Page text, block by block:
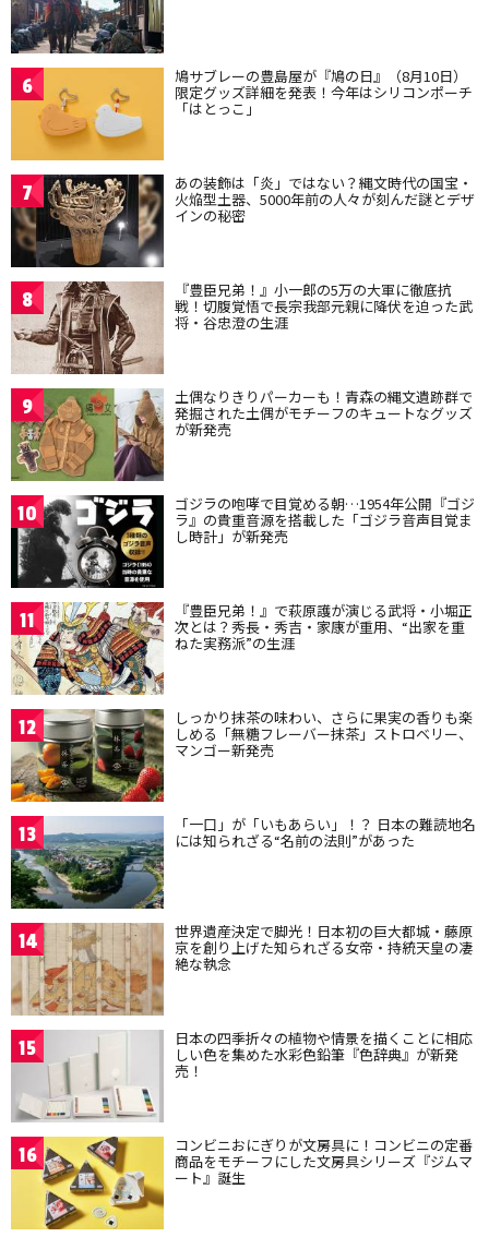
6 鳩サブレーの豊島屋が『鳩の日』（8月10日）
限定グッズ詳細を発表！今年はシリコンポーチ
「はとっこ」
7 あの装飾は「炎」ではない？縄文時代の国宝・
火焔型土器、5000年前の人々が刻んだ謎とデザ
インの秘密
8 『豊臣兄弟！』小一郎の5万の大軍に徹底抗
戦！切腹覚悟で長宗我部元親に降伏を迫った武
将・谷忠澄の生涯
9 土偶なりきりパーカーも！青森の縄文遺跡群で
発掘された土偶がモチーフのキュートなグッズ
が新発売
10 ゴジラの咆哮で目覚める朝…1954年公開『ゴジ
ラ』の貴重音源を搭載した「ゴジラ音声目覚ま
し時計」が新発売
11 『豊臣兄弟！』で萩原護が演じる武将・小堀正
次とは？秀長・秀吉・家康が重用、“出家を重
ねた実務派”の生涯
12 しっかり抹茶の味わい、さらに果実の香りも楽
しめる「無糖フレーバー抹茶」ストロベリー、
マンゴー新発売
13 「一口」が「いもあらい」！？ 日本の難読地名
には知られざる“名前の法則”があった
14 世界遺産決定で脚光！日本初の巨大都城・藤原
京を創り上げた知られざる女帝・持統天皇の凄
絶な執念
15 日本の四季折々の植物や情景を描くことに相応
しい色を集めた水彩色鉛筆『色辞典』が新発
売！
16 コンビニおにぎりが文房具に！コンビニの定番
商品をモチーフにした文房具シリーズ『ジムマ
ート』誕生